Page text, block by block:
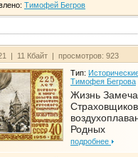
Тимофей Бегров
| 11 Кбайт | просмотров: 923
Тип:
Тимофея Бегрова
Жизнь
Родных
подробнее